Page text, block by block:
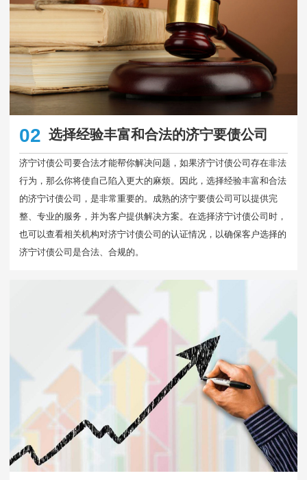
02 选择经验丰富和合法的济宁要债公司
济宁讨债公司要合法才能帮你解决问题，如果济宁讨债公司存在非法
行为，那么你将使自己陷入更大的麻烦。因此，选择经验丰富和合法
的济宁讨债公司，是非常重要的。成熟的济宁要债公司可以提供完
整、专业的服务，并为客户提供解决方案。在选择济宁讨债公司时，
也可以查看相关机构对济宁讨债公司的认证情况，以确保客户选择的
济宁讨债公司是合法、合规的。